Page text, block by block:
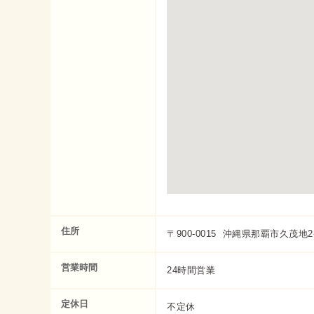
住所 〒900-0015 沖縄県那覇市久茂地
営業時間 24時間営業
定休日 不定休